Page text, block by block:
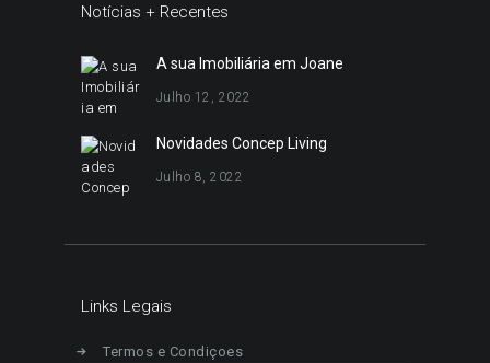
Notícias + Recentes
A sua Imobiliária em Joane
Julho 12, 2022
Novidades Concep Living
Julho 8, 2022
Links Legais
Termos e Condiçoes